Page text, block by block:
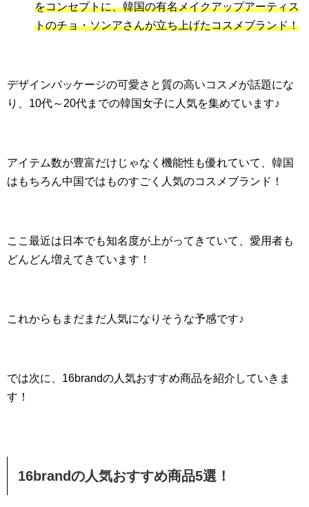
をコンセプトに、韓国の有名メイクアップアーティス
トのチョ・ソンアさんが立ち上げたコスメブランド！
デザインパッケージの可愛さと質の高いコスメが話題にな
り、10代～20代までの韓国女子に人気を集めています♪
アイテム数が豊富だけじゃなく機能性も優れていて、韓国
はもちろん中国ではものすごく人気のコスメブランド！
ここ最近は日本でも知名度が上がってきていて、愛用者も
どんどん増えてきています！
これからもまだまだ人気になりそうな予感です♪
では次に、16brandの人気おすすめ商品を紹介していきま
す！
16brandの人気おすすめ商品5選！